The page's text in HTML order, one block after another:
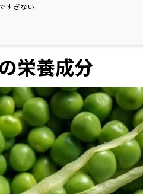
すぎない
栄養成分